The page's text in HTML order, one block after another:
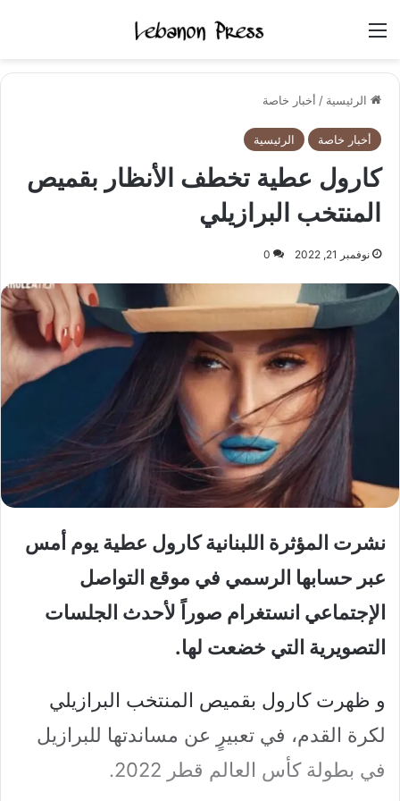
الرئيسية / أخبار خاصة
أخبار خاصة الرئيسية
كارول عطية تخطف الأنظار بقميص
المنتخب البرازيلي
نوفمبر 21, 2022 0
نشرت المؤثرة اللبنانية كارول عطية يوم أمس
عبر حسابها الرسمي في موقع التواصل
الإجتماعي انستغرام صوراً لأحدث الجلسات
التصويرية التي خضعت لها.
و ظهرت كارول بقميص المنتخب البرازيلي
لكرة القدم، في تعبيرٍ عن مساندتها للبرازيل
في بطولة كأس العالم قطر 2022.